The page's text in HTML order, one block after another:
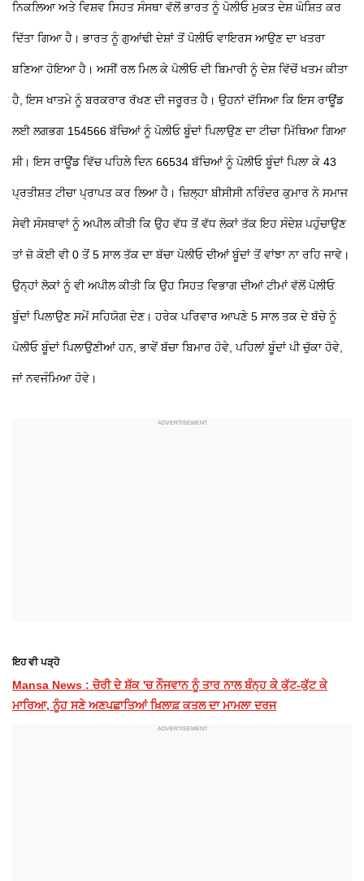
ਨਿਕਲਿਆ ਅਤੇ ਵਿਸ਼ਵ ਸਿਹਤ ਸੰਸਥਾ ਵੱਲੋਂ ਭਾਰਤ ਨੂੰ ਪੋਲੀਓ ਮੁਕਤ ਦੇਸ਼ ਘੋਸ਼ਿਤ ਕਰ
ਦਿੱਤਾ ਗਿਆ ਹੈ। ਭਾਰਤ ਨੂੰ ਗੁਆਂਢੀ ਦੇਸ਼ਾਂ ਤੋਂ ਪੋਲੀਓ ਵਾਇਰਸ ਆਉਣ ਦਾ ਖਤਰਾ
ਬਣਿਆ ਹੋਇਆ ਹੈ। ਅਸੀਂ ਰਲ ਮਿਲ ਕੇ ਪੋਲੀਓ ਦੀ ਬਿਮਾਰੀ ਨੂੰ ਦੇਸ਼ ਵਿੱਚੋਂ ਖਤਮ ਕੀਤਾ
ਹੈ, ਇਸ ਖਾਤਮੇ ਨੂੰ ਬਰਕਰਾਰ ਰੱਖਣ ਦੀ ਜਰੂਰਤ ਹੈ। ਉਹਨਾਂ ਦੱਸਿਆ ਕਿ ਇਸ ਰਾਊਂਡ
ਲਈ ਲਗਭਗ 154566 ਬੱਚਿਆਂ ਨੂੰ ਪੋਲੀਓ ਬੂੰਦਾਂ ਪਿਲਾਉਣ ਦਾ ਟੀਚਾ ਮਿੱਥਿਆ ਗਿਆ
ਸੀ। ਇਸ ਰਾਊਂਡ ਵਿੱਚ ਪਹਿਲੇ ਦਿਨ 66534 ਬੱਚਿਆਂ ਨੂੰ ਪੋਲੀਓ ਬੂੰਦਾਂ ਪਿਲਾ ਕੇ 43
ਪ੍ਰਤੀਸ਼ਤ ਟੀਚਾ ਪ੍ਰਾਪਤ ਕਰ ਲਿਆ ਹੈ। ਜ਼ਿਲ੍ਹਾ ਬੀਸੀਸੀ ਨਰਿੰਦਰ ਕੁਮਾਰ ਨੇ ਸਮਾਜ
ਸੇਵੀ ਸੰਸਥਾਵਾਂ ਨੂੰ ਅਪੀਲ ਕੀਤੀ ਕਿ ਉਹ ਵੱਧ ਤੋਂ ਵੱਧ ਲੋਕਾਂ ਤੱਕ ਇਹ ਸੰਦੇਸ਼ ਪਹੁੰਚਾਉਣ
ਤਾਂ ਜ਼ੋ ਕੋਈ ਵੀ 0 ਤੋਂ 5 ਸਾਲ ਤੱਕ ਦਾ ਬੱਚਾ ਪੋਲੀਓ ਦੀਆਂ ਬੂੰਦਾਂ ਤੋਂ ਵਾਂਝਾ ਨਾ ਰਹਿ ਜਾਵੇ।
ਉਨ੍ਹਾਂ ਲੋਕਾਂ ਨੂੰ ਵੀ ਅਪੀਲ ਕੀਤੀ ਕਿ ਉਹ ਸਿਹਤ ਵਿਭਾਗ ਦੀਆਂ ਟੀਮਾਂ ਵੱਲੋਂ ਪੋਲੀਓ
ਬੂੰਦਾਂ ਪਿਲਾਉਣ ਸਮੇਂ ਸਹਿਯੋਗ ਦੇਣ। ਹਰੇਕ ਪਰਿਵਾਰ ਆਪਣੇ 5 ਸਾਲ ਤਕ ਦੇ ਬੱਚੇ ਨੂੰ
ਪੋਲੀਓ ਬੂੰਦਾਂ ਪਿਲਾਉਣੀਆਂ ਹਨ, ਭਾਵੇਂ ਬੱਚਾ ਬਿਮਾਰ ਹੋਵੇ, ਪਹਿਲਾਂ ਬੂੰਦਾਂ ਪੀ ਚੁੱਕਾ ਹੋਵੇ,
ਜਾਂ ਨਵਜੰਮਿਆ ਹੋਵੇ।
ਇਹ ਵੀ ਪੜ੍ਹੋ
Mansa News : ਚੋਰੀ ਦੇ ਸ਼ੱਕ 'ਚ ਨੌਜਵਾਨ ਨੂੰ ਤਾਰ ਨਾਲ ਬੰਨ੍ਹ ਕੇ ਕੁੱਟ-ਕੁੱਟ ਕੇ
ਮਾਰਿਆ, ਨੂੰਹ ਸਣੇ ਅਣਪਛਾਤਿਆਂ ਖ਼ਿਲਾਫ਼ ਕਤਲ ਦਾ ਮਾਮਲਾ ਦਰਜ